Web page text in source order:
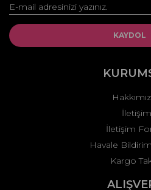
Ürün resmi kalitesiz, bozuk
Ürün açıklamasında eksik
Ürün fiyatı diğer sitelerden daha
Gönder
KAYDOL
İletişim
İletişim
Havale
Kargo